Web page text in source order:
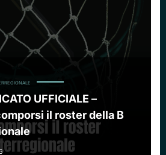
UFFICIALE –
il roster della B